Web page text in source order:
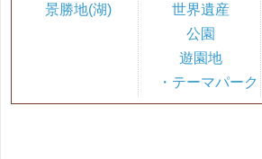
景勝地(湖)
世界遺産
公園
遊園地
・テーマパーク